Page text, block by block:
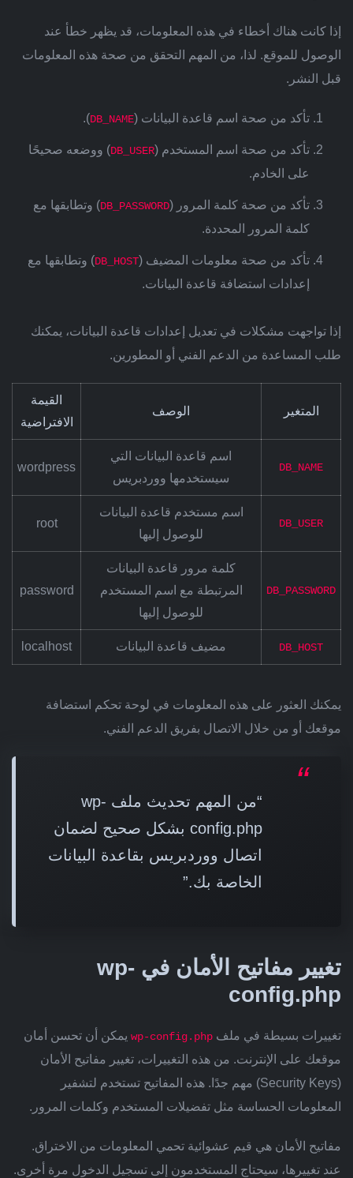
إذا كانت هناك أخطاء في هذه المعلومات، قد يظهر خطأ عند
الوصول للموقع. لذا، من المهم التحقق من صحة هذه المعلومات
قبل النشر.
تأكد من صحة اسم قاعدة البيانات (DB_NAME
).
تأكد من صحة اسم المستخدم (DB_USER) ووضعه صحيحًا
على الخادم.
تأكد من صحة كلمة المرور (DB_PASSWORD) وتطابقها مع
كلمة المرور المحددة.
تأكد من صحة معلومات المضيف (DB_HOST) وتطابقها مع
إعدادات استضافة قاعدة البيانات.
إذا تواجهت مشكلات في تعديل إعدادات قاعدة البيانات، يمكنك
طلب المساعدة من الدعم الفني أو المطورين.
المتغير الوصف
القيمة
الافتراضية
DB_NAME
اسم قاعدة البيانات التي
سيستخدمها ووردبريس
wordpress
DB_USER
اسم مستخدم قاعدة البيانات
للوصول إليها
root
DB_PASSWORD
كلمة مرور قاعدة البيانات
المرتبطة مع اسم المستخدم
للوصول إليها
password
DB_HOST مضيف قاعدة البيانات localhost
يمكنك العثور على هذه المعلومات في لوحة تحكم استضافة
موقعك أو من خلال الاتصال بفريق الدعم الفني.
“من المهم تحديث ملف wp-
config.php بشكل صحيح لضمان
اتصال ووردبريس بقاعدة البيانات
الخاصة بك.”
تغيير مفاتيح الأمان في wp-
config.php
تغييرات بسيطة في ملف wp-config.php يمكن أن تحسن أمان
موقعك على الإنترنت. من هذه التغييرات، تغيير مفاتيح الأمان
(Security Keys) مهم جدًا. هذه المفاتيح تستخدم لتشفير
المعلومات الحساسة مثل تفضيلات المستخدم وكلمات المرور.
مفاتيح الأمان هي قيم عشوائية تحمي المعلومات من الاختراق.
عند تغييرها، سيحتاج المستخدمون إلى تسجيل الدخول مرة أخرى.